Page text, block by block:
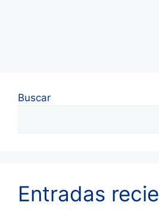
Buscar
Entradas